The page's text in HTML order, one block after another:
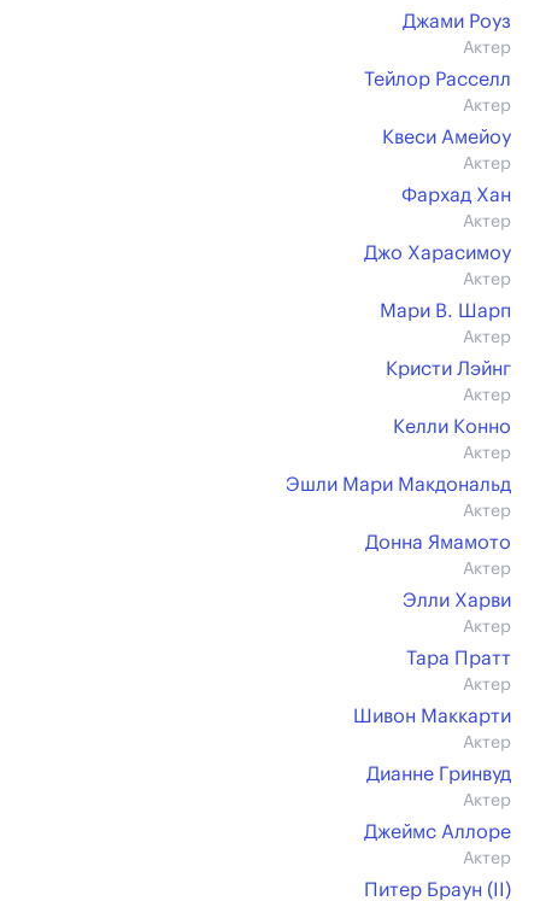
Джами Роуз
Актер
Тейлор Расселл
Актер
Квеси Амейоу
Актер
Фархад Хан
Актер
Джо Харасимоу
Актер
Мари В. Шарп
Актер
Кристи Лэйнг
Актер
Келли Конно
Актер
Эшли Мари Макдональд
Актер
Донна Ямамото
Актер
Элли Харви
Актер
Тара Пратт
Актер
Шивон Маккарти
Актер
Дианне Гринвуд
Актер
Джеймс Аллоре
Актер
Питер Браун (II)